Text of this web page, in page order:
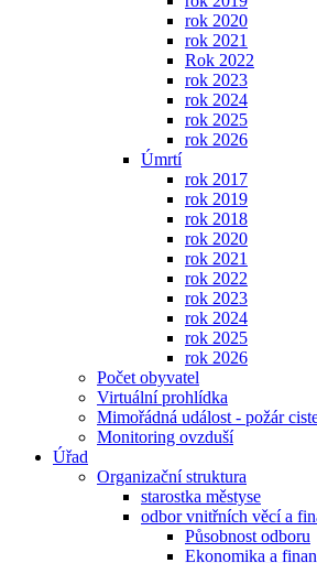
rok 2020
rok 2021
Rok 2022
rok 2023
rok 2024
rok 2025
rok 2026
Úmrtí
rok 2017
rok 2019
rok 2018
rok 2020
rok 2021
rok 2022
rok 2023
rok 2024
rok 2025
rok 2026
Počet obyvatel
Virtuální prohlídka
Mimořádná událost - požár
Monitoring ovzduší
Úřad
Organizační struktura
starostka městyse
odbor vnitřních věcí a
Působnost odboru
Ekonomika a